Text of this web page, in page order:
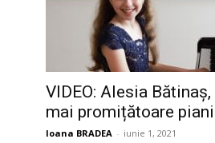
VIDEO: Alesia
mai promițătoare
Ioana BRADEA - iunie 1, 2021